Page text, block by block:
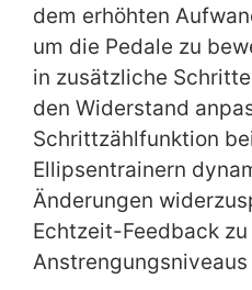
dem erhöhten
um die Pedale zu
in zusätzliche
den Widerstand
Schrittzählfunktion
Ellipsentrainern
Änderungen
Echtzeit-Feedback
Anstrengungsniveaus